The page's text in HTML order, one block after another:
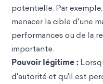
potentielle. Par
menacer la cible d'une
performances ou de la
importante.
Pouvoir légitime :
d'autorité et qu'il est